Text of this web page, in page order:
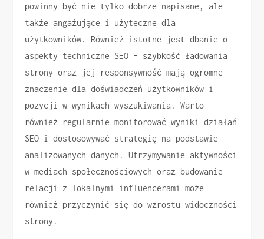
powinny być nie tylko dobrze napisane, ale
także angażujące i użyteczne dla
użytkowników. Również istotne jest dbanie o
aspekty techniczne SEO – szybkość ładowania
strony oraz jej responsywność mają ogromne
znaczenie dla doświadczeń użytkowników i
pozycji w wynikach wyszukiwania. Warto
również regularnie monitorować wyniki działań
SEO i dostosowywać strategię na podstawie
analizowanych danych. Utrzymywanie aktywności
w mediach społecznościowych oraz budowanie
relacji z lokalnymi influencerami może
również przyczynić się do wzrostu widoczności
strony.